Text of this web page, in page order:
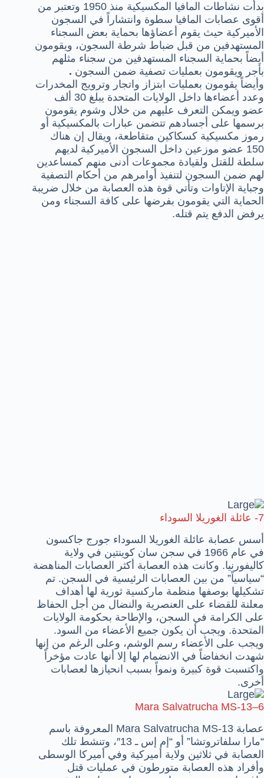
بدأت نشاطات المافيا المكسيكية منذ 1950 وتعتبر من
أقوى عصابات المافيا سطوة وانتشاراً في السجون
الأميركية حيث يقوم أعضاؤها بحماية بعض السجناء
المستهدفين من قبل ضباط شرطة السجون، ويقومون
أيضاً بحماية السجناء المستهدفين من سجناء مثلهم
بأجر ويقومون بعمليات تصفية ضمن السجون .
وأيضاً يقومون بعمليات ابتزاز واتجار وترويج المخدرات
وعدد أعضاءها داخل الولايات المتحدة يبلغ 30 ألف
عضو ويمكن التعرف عليهم من خلال وشوم يقومون
برسمها على أجسادهم تتضمن عبارات بالمكسيكية أو
رموز مكسيكية كسكاكين متقاطعة، ويقال إن هناك
150 عضو موزعين داخل السجون الأميركية لديهم
سلطة للقتل ولقيادة مجموعات أدنى منهم كمساعدين
لهم ضمن السجون لتنفيذ أوامرهم من أحكام التصفية
وجباية الإتاوات وتأتي قوة هذه العصابة من خلال ضريبة
الحماية التي يقومون بفرضها على كافة السجناء ومن
يرفض الدفع يتم قتله.
7-
عائلة الغوريلا السوداء
أسس عصابة عائلة الغوريلا السوداء جورج جاكسون
في عام 1966 في سجن سان كوينتين في ولاية
كاليفورنيا. وكانت هذه العصابة أكثر العصابات المناهضة
“سياسياً” من بين العصابات الرئيسية في السجن. تم
تشكيلها بوصفها منظمة ماركسية ثورية لها أهداف
معلنة للقضاء على العنصرية والنضال من أجل الحفاظ
على الكرامة في السجن، والإطاحة بحكومة الولايات
المتحدة. ويجب أن يكون جميع الأعضاء من السود.
ويجب على الأعضاء رسم الوشم، وعلى الرغم من إنها
شهدت انخفاضاً في الانضمام لها إلا أنها عادت مؤخراً
واكتسبت قوة كبيرة ونمواً بسبب انحيازها لعصابات
أخرى.
Mara Salvatrucha MS-13–6
عصابة ‏Mara Salvatrucha MS-13 المعروفة باسم
“مارا سلفاتروتشا” أو “إم إس ـ 13″، وتنشط تلك
العصابة في ثلاثين ولاية أميركية وفي أميركا الوسطى
وأفراد هذه العصابة متورطون في عمليات قتل